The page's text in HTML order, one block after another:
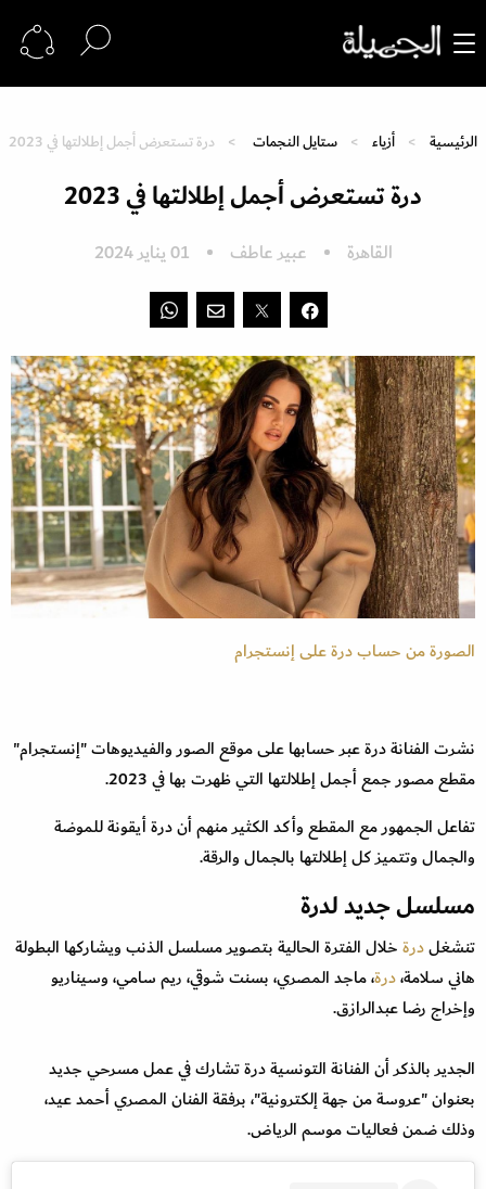
الرئيسية أزياء ستايل النجمات درة تستعرض أجمل إطلالتها في 2023
درة تستعرض أجمل إطلالتها في 2023
القاهرة عبير عاطف 01 يناير 2024
الصورة من حساب درة على إنستجرام
نشرت الفنانة درة عبر حسابها على موقع الصور والفيديوهات "إنستجرام"
مقطع مصور جمع أجمل إطلالتها التي ظهرت بها في 2023.
تفاعل الجمهور مع المقطع وأكد الكثير منهم أن درة أيقونة للموضة
والجمال وتتميز كل إطلالتها بالجمال والرقة.
مسلسل جديد لدرة
تنشغلدرةخلال الفترة الحالية بتصوير مسلسل الذنب ويشاركها البطولة
هاني سلامة،درة، ماجد المصري، بسنت شوقي، ريم سامي، وسيناريو
وإخراج رضا عبدالرازق.
الجدير بالذكر أن الفنانة التونسية درة تشارك في عمل مسرحي جديد
بعنوان "عروسة من جهة إلكترونية"، برفقة الفنان المصري أحمد عيد،
وذلك ضمن فعاليات موسم الرياض.